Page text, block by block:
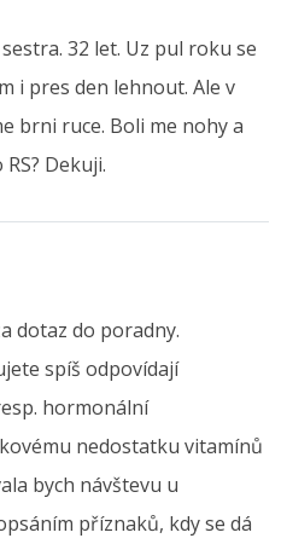
32 let. Uz pul roku se
i pres den lehnout. Ale v
brni ruce. Boli me nohy a
Dekuji.
dotaz do poradny.
spíš odpovídají
hormonální
nedostatku vitamínů
bych návštevu u
příznaků, kdy se dá